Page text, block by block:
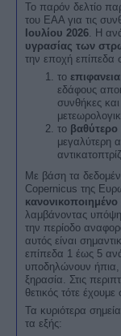
Το παρόν δελτίο
του ΕΑΑ για τις
Ιουλίου 2026. Η
υγρασίας των
την εποχή επίπεδα
το
εδάφους
συνθήκες
το
μεγαλύτερη
Με βάση τα
Copernicus της
λαμβάνοντας υπόψη
την περίοδο
αυτός είναι
επίπεδα 1 έως 5
υποδηλώνουν ήπια,
ξηρασία. Στις
θετικός τότε
Τα κυριότερα
τα εξής: